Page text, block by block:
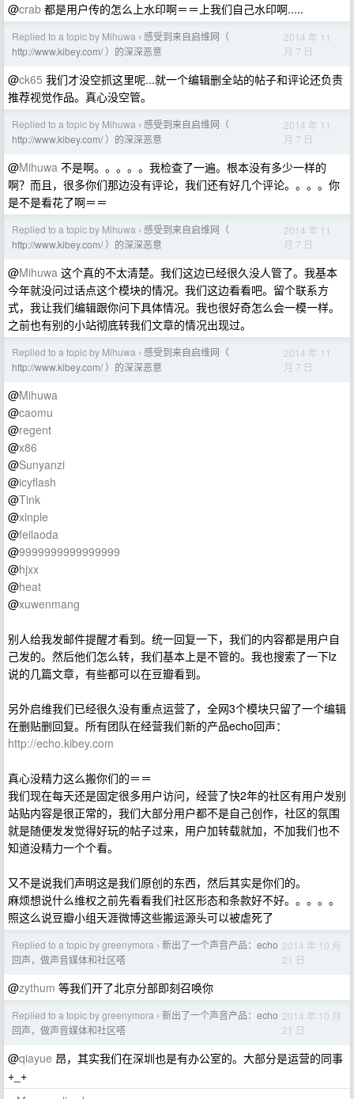
@crab 都是用户传的怎么上水印啊＝＝上我们自己水印啊.....
Replied to a topic by Mihuwa › 感受到来自启维网（
http://www.kibey.com/ ）的深深恶意
2014 年 11
月 7 日
@ck65 我们才没空抓这里呢...就一个编辑删全站的帖子和评论还负责
推荐视觉作品。真心没空管。
Replied to a topic by Mihuwa › 感受到来自启维网（
http://www.kibey.com/ ）的深深恶意
2014 年 11
月 7 日
@Mihuwa 不是啊。。。。。我检查了一遍。根本没有多少一样的
啊？而且，很多你们那边没有评论，我们还有好几个评论。。。。你
是不是看花了啊＝＝
Replied to a topic by Mihuwa › 感受到来自启维网（
http://www.kibey.com/ ）的深深恶意
2014 年 11
月 7 日
@Mihuwa 这个真的不太清楚。我们这边已经很久没人管了。我基本
今年就没问过话点这个模块的情况。我们这边看看吧。留个联系方
式，我让我们编辑跟你问下具体情况。我也很好奇怎么会一模一样。
之前也有别的小站彻底转我们文章的情况出现过。
Replied to a topic by Mihuwa › 感受到来自启维网（
http://www.kibey.com/ ）的深深恶意
2014 年 11
月 7 日
@Mihuwa
@caomu
@regent
@x86
@Sunyanzi
@icyflash
@Tink
@xinple
@feilaoda
@9999999999999999
@hjxx
@heat
@xuwenmang
别人给我发邮件提醒才看到。统一回复一下，我们的内容都是用户自
己发的。然后他们怎么转，我们基本上是不管的。我也搜索了一下lz
说的几篇文章，有些都可以在豆瓣看到。
另外启维我们已经很久没有重点运营了，全网3个模块只留了一个编辑
在删贴删回复。所有团队在经营我们新的产品echo回声：
http://echo.kibey.com
真心没精力这么搬你们的＝＝
我们现在每天还是固定很多用户访问，经营了快2年的社区有用户发别
站贴内容是很正常的，我们大部分用户都不是自己创作，社区的氛围
就是随便发发觉得好玩的帖子过来，用户加转载就加，不加我们也不
知道没精力一个个看。
又不是说我们声明这是我们原创的东西，然后其实是你们的。
麻烦想说什么维权之前先看看我们社区形态和条款好不好。。。。。
照这么说豆瓣小组天涯微博这些搬运源头可以被虐死了
Replied to a topic by greenymora › 新出了一个声音产品：echo
回声，做声音媒体和社区嗒
2014 年 10 月
21 日
@zythum 等我们开了北京分部即刻召唤你
Replied to a topic by greenymora › 新出了一个声音产品：echo
回声，做声音媒体和社区嗒
2014 年 10 月
21 日
@qiayue 昂，其实我们在深圳也是有办公室的。大部分是运营的同事
+_+